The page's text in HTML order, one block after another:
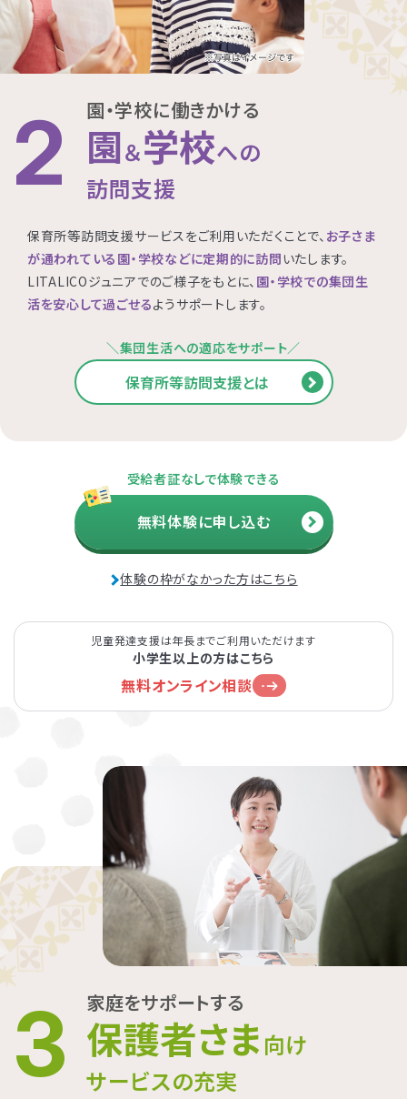
2 園・学校に働きかける
園＆学校への
訪問支援
保育所等訪問支援サービスをご利用いただくことで、 お子さま
が通われている園・学校などに定期的に訪問いたします。
LITALICOジュニアでのご様子をもとに、 園・学校での集団生
活を安心して過ごせるようサポートします。
＼集団生活への適応をサポート／
保育所等訪問支援とは
受給者証なしで体験できる
無料体験に申し込む
体験の枠がなかった方はこちら
児童発達支援は年長までご利用いただけます
小学生以上の方はこちら
無料オンライン相談
3 家庭をサポートする
保護者さま 向け
サービスの充実